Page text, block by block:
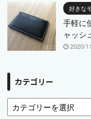
好きな
手軽に
ャッシ
2020/
カテゴリー